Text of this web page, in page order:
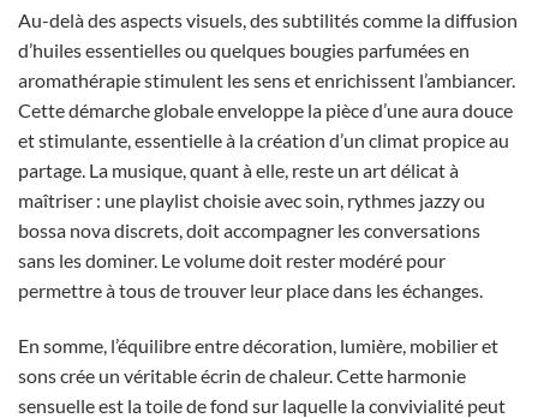
Au-delà des aspects visuels, des subtilités comme la diffusion
d’huiles essentielles ou quelques bougies parfumées en
aromathérapie stimulent les sens et enrichissent l’ambiancer.
Cette démarche globale enveloppe la pièce d’une aura douce
et stimulante, essentielle à la création d’un climat propice au
partage. La musique, quant à elle, reste un art délicat à
maîtriser : une playlist choisie avec soin, rythmes jazzy ou
bossa nova discrets, doit accompagner les conversations
sans les dominer. Le volume doit rester modéré pour
permettre à tous de trouver leur place dans les échanges.
En somme, l’équilibre entre décoration, lumière, mobilier et
sons crée un véritable écrin de chaleur. Cette harmonie
sensuelle est la toile de fond sur laquelle la convivialité peut